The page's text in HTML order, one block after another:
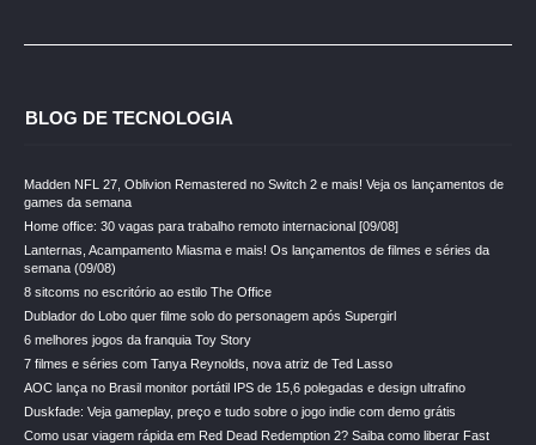
BLOG DE TECNOLOGIA
Madden NFL 27, Oblivion Remastered no Switch 2 e mais! Veja os lançamentos de
games da semana
Home office: 30 vagas para trabalho remoto internacional [09/08]
Lanternas, Acampamento Miasma e mais! Os lançamentos de filmes e séries da
semana (09/08)
8 sitcoms no escritório ao estilo The Office
Dublador do Lobo quer filme solo do personagem após Supergirl
6 melhores jogos da franquia Toy Story
7 filmes e séries com Tanya Reynolds, nova atriz de Ted Lasso
AOC lança no Brasil monitor portátil IPS de 15,6 polegadas e design ultrafino
Duskfade: Veja gameplay, preço e tudo sobre o jogo indie com demo grátis
Como usar viagem rápida em Red Dead Redemption 2? Saiba como liberar Fast